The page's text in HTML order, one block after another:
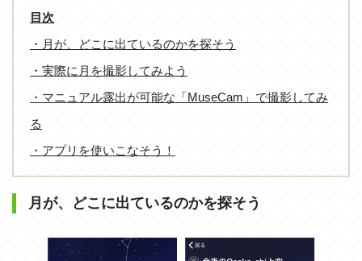
目次
・月が、どこに出ているのかを探そう
・実際に月を撮影してみよう
・マニュアル露出が可能な「MuseCam」で撮影してみ
る
・アプリを使いこなそう！
月が、どこに出ているのかを探そう